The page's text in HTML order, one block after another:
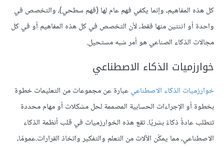
كل هذه المفاهيم، وإنما يكفي فهم عام لها (فهم سطحي)، والتخصص في
واحدة أو اثنتين منها فقط، لأن التخصص في كل هذه المفاهيم أو في كل
مجالات الذكاء الصناعي هو أمر شبه مستحيل.
خوارزميات الذكاء الاصطناعي
خوارزميات الذكاء الاصطناعيعبارة عن مجموعات من التعليمات خطوة
بخطوة أو الإجراءات الحسابية المصممة لحل مشكلات أو مهام محددة
تتطلب عادةً ذكاءً بشريًا. تقع هذه الخوارزميات في قلب أنظمة الذكاء
الاصطناعي، مما يمكّن الآلات من التعلم والتفكير واتخاذ القرارات.عمومًا،